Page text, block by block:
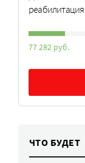
реабилитация
77 282 руб.
ЧТО БУДЕТ